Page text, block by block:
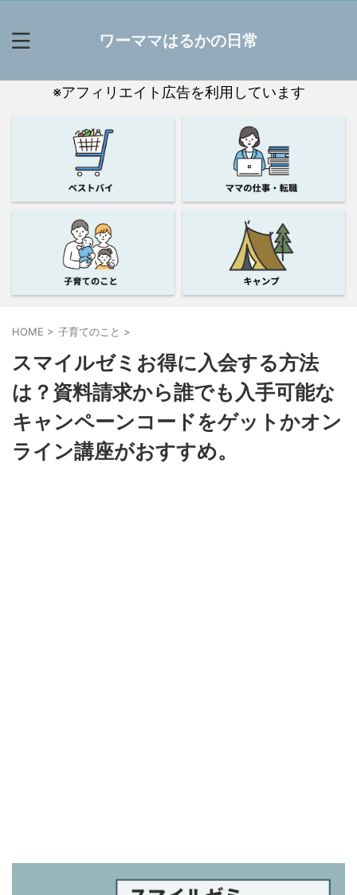
ワーママはるかの日常
※アフィリエイト広告を利用しています
HOME > 子育てのこと >
スマイルゼミお得に入会する方法
は？資料請求から誰でも入手可能な
キャンペーンコードをゲットかオン
ライン講座がおすすめ。